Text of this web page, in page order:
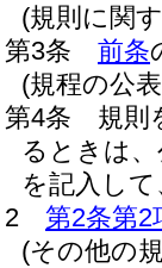
(規則に関
第3条
前条
(規程の公
第4条
規則
るときは
を記入し
2
第2条第2
(その他の